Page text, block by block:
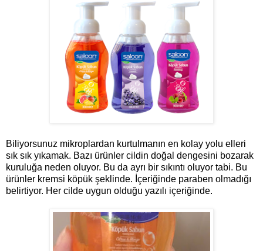
Biliyorsunuz mikroplardan kurtulmanın en kolay yolu elleri
sık sık yıkamak. Bazı ürünler cildin doğal dengesini bozarak
kuruluğa neden oluyor. Bu da ayrı bir sıkıntı oluyor tabi. Bu
ürünler kremsi köpük şeklinde. İçeriğinde paraben olmadığı
belirtiyor. Her cilde uygun olduğu yazılı içeriğinde.